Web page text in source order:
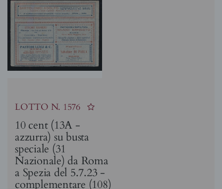
LOTTO N. 1576
10 cent (13A -
azzurra) su busta
speciale (31
Nazionale) da Roma
a Spezia del 5.7.23 -
complementare (108)